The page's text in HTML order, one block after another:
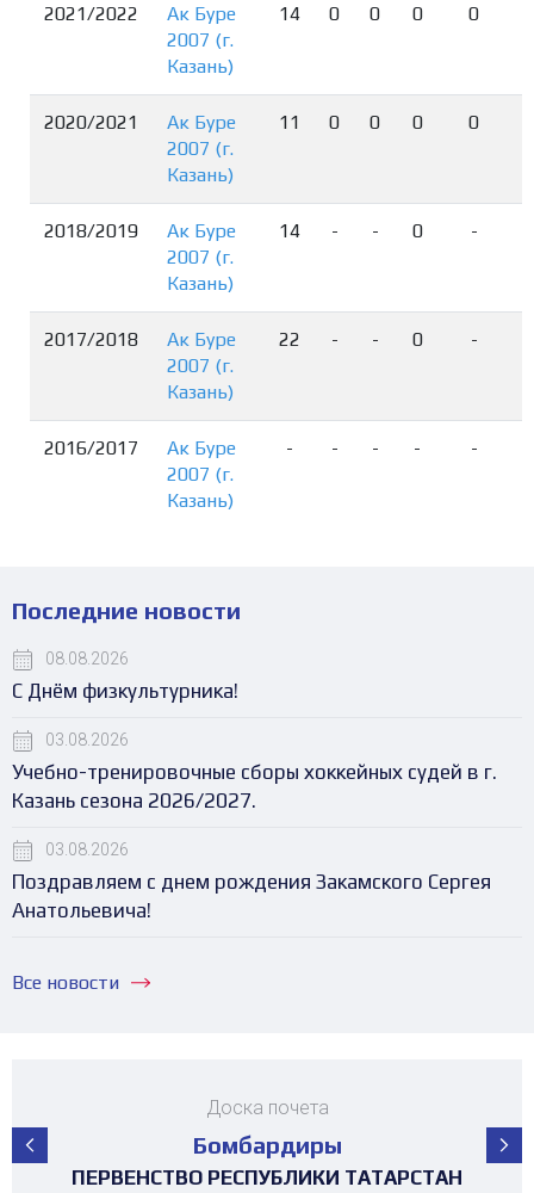
2021/2022
Ак Буре
2007 (г.
Казань)
14 0 0 0 0
2020/2021
Ак Буре
2007 (г.
Казань)
11 0 0 0 0
2018/2019
Ак Буре
2007 (г.
Казань)
14 - - 0 -
2017/2018
Ак Буре
2007 (г.
Казань)
22 - - 0 -
2016/2017
Ак Буре
2007 (г.
Казань)
- - - - -
Последние новости
08.08.2026
С Днём физкультурника!
03.08.2026
Учебно-тренировочные сборы хоккейных судей в г.
Казань сезона 2026/2027.
03.08.2026
Поздравляем с днем рождения Закамского Сергея
Анатольевича!
Все новости
Доска почета
Бомбардиры
ПЕРВЕНСТВО РЕСПУБЛИКИ ТАТАРСТАН
ТУРНИР НА ПРИЗЫ ФЕДЕРАЦИИ
ПЕРВЕНСТВО РЕСПУБЛИКИ ТАТАРСТАН
ПЕРВЕНСТВО РЕСПУБЛИКИ ТАТАРСТАН
ТУРНИР НА ПРИЗЫ ФЕДЕРАЦИИ
ПЕРВЕНСТВО РЕСПУБЛИКИ ТАТАРСТАН
ПЕРВЕНСТВО РЕСПУБЛИКИ ТАТАРСТАН
МАТЧ ЗВЁЗД ПЕРВЕНСТВА РТ среди
ПЕРВЕНСТВО РЕСПУБЛИКИ ТАТАРСТАН
ПЕРВЕНСТВО РЕСПУБЛИКИ ТАТАРСТАН
ПЕРВЕНСТВО РЕСПУБЛИКИ ТАТАРСТАН
ТУРНИР НА ПРИЗЫ ФЕДЕРАЦИИ